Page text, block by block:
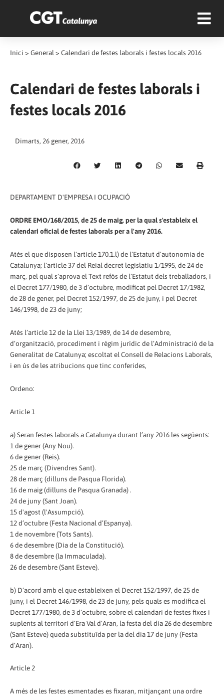
Inici > General > Calendari de festes laborals i festes locals 2016
Calendari de festes laborals i
festes locals 2016
Dimarts, 26 gener, 2016
DEPARTAMENT D'EMPRESA I OCUPACIÓ
ORDRE EMO/168/2015, de 25 de maig, per la qual s'estableix el
calendari oficial de festes laborals per a l'any 2016.
Atès el que disposen l’article 170.1.l) de l’Estatut d’autonomia de
Catalunya; l’article 37 del Reial decret legislatiu 1/1995, de 24 de
març, pel qual s’aprova el Text refós de l’Estatut dels treballadors, i
el Decret 177/1980, de 3 d’octubre, modificat pel Decret 17/1982,
de 28 de gener, pel Decret 152/1997, de 25 de juny, i pel Decret
146/1998, de 23 de juny;
Atès l’article 12 de la Llei 13/1989, de 14 de desembre,
d’organització, procediment i règim jurídic de l’Administració de la
Generalitat de Catalunya; escoltat el Consell de Relacions Laborals,
i en ús de les atribucions que tinc conferides,
Ordeno:
Article 1
a) Seran festes laborals a Catalunya durant l’any 2016 les següents:
1 de gener (Any Nou).
6 de gener (Reis).
25 de març (Divendres Sant).
28 de març (dilluns de Pasqua Florida).
16 de maig (dilluns de Pasqua Granada) .
24 de juny (Sant Joan).
15 d'agost (l'Assumpció).
12 d’octubre (Festa Nacional d’Espanya).
1 de novembre (Tots Sants).
6 de desembre (Dia de la Constitució).
8 de desembre (la Immaculada).
26 de desembre (Sant Esteve).
b) D’acord amb el que estableixen el Decret 152/1997, de 25 de
juny, i el Decret 146/1998, de 23 de juny, pels quals es modifica el
Decret 177/1980, de 3 d’octubre, sobre el calendari de festes fixes i
suplents al territori d’Era Val d’Aran, la festa del dia 26 de desembre
(Sant Esteve) queda substituïda per la del dia 17 de juny (Festa
d’Aran).
Article 2
A més de les festes esmentades es fixaran, mitjançant una ordre